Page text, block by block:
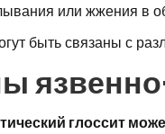
или жжения в
быть связаны с
глоссит